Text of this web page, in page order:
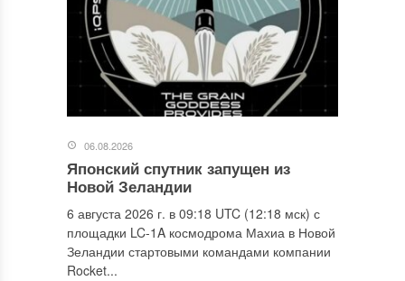
06.08.2026
Японский спутник запущен из
Новой Зеландии
6 августа 2026 г. в 09:18 UTC (12:18 мск) с
площадки LC-1A космодрома Махиа в Новой
Зеландии стартовыми командами компании
Rocket...